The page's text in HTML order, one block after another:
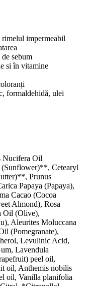
rimelul impermeabil
sebum
si în vitamine
formaldehidă, ulei
Nucifera Oil
Cetearyl
Prunus
Papaya (Papaya),
Cacao (Cocoa
Almond), Rosa
Oil (Olive),
Aleurites Moluccana
(Pomegranate),
Levulinic Acid,
Lavendula
peel oil,
oil, Anthemis nobilis
oil, Vanilla planifolia